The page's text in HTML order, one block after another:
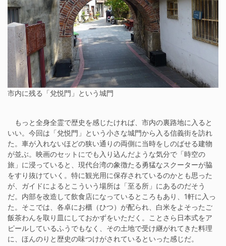
市内に残る「兌悦門」という城門
もっと全身全霊で歴史を感じたければ、市内の裏路地に入ると
いい。今回は「兌悦門」という小さな城門から入る信義街を訪れ
た。車が入れないほどの狭い通りの両側に当時をしのばせる建物
が並ぶ。映画のセットにでも入り込んだような気分で「時空の
旅」に浸っていると、現代台湾の象徴たる勇猛なスクーターが脇
をすり抜けていく。特に観光用に保存されているのかとも思った
が、ガイドによるとこういう場所は「至る所」にあるのだそう
だ。内部を改造して飲食店になっているところもあり、1軒に入っ
た。そこでは、各卓にお櫃（ひつ）が配られ、白米をよそったご
飯茶わんを取り皿にしておかずをいただく。ことさら日本式をア
ピールしているふうでもなく、その土地で受け継がれてきた料理
に、ほんのりと歴史の味つけがされているといった感じだ。